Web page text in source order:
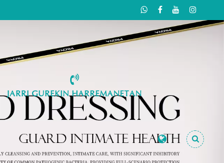
JARRI GUREKIN HARREMANETAN